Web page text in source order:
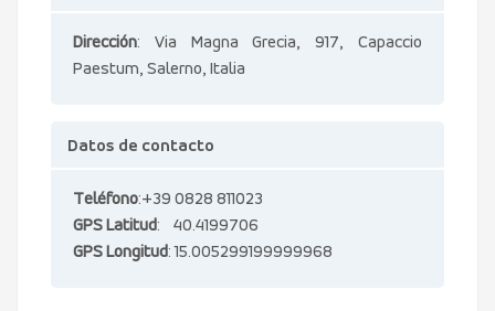
Dirección: Via Magna Grecia, 917, Capaccio
Paestum, Salerno, Italia
Datos de contacto
Teléfono:+39 0828 811023
GPS Latitud: 40.4199706
GPS Longitud: 15.005299199999968